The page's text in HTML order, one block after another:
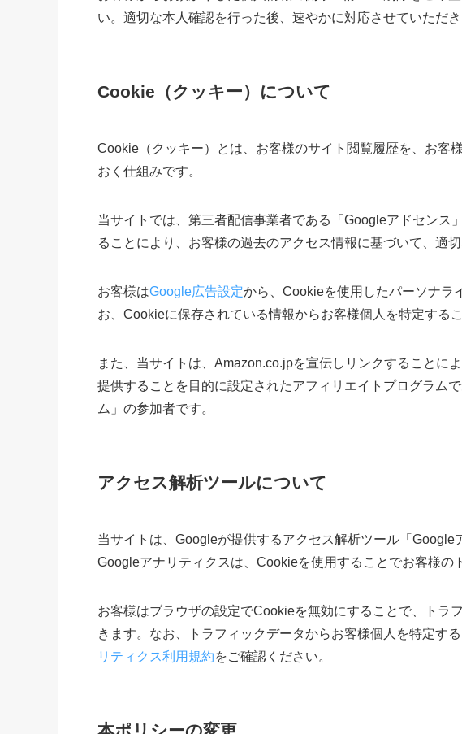
い。適切な本人確認を行った後、速やかに対応させていただき
Cookie（クッキー）について
Cookie（クッキー）とは、お客様のサイト閲覧履歴を、お客
おく仕組みです。
当サイトでは、第三者配信事業者である「Googleアドセンス
ることにより、お客様の過去のアクセス情報に基づいて、適
お客様はGoogle広告設定から、Cookieを使用したパーソナラ
お、Cookieに保存されている情報からお客様個人を特定する
また、当サイトは、Amazon.co.jpを宣伝しリンクすることに
提供することを目的に設定されたアフィリエイトプログラム
ム」の参加者です。
アクセス解析ツールについて
当サイトは、Googleが提供するアクセス解析ツール「Google
Googleアナリティクスは、Cookieを使用することでお客様の
お客様はブラウザの設定でCookieを無効にすることで、トラ
きます。なお、トラフィックデータからお客様個人を特定す
リティクス利用規約をご確認ください。